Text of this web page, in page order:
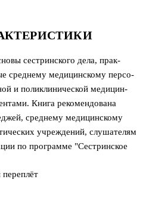
сестринского дела, прак­
среднему медицинскому персо­
и поликлинической медицин­
Книга рекомендована
среднему медицинскому
учреждений, слушателям
по программе "Сестринское